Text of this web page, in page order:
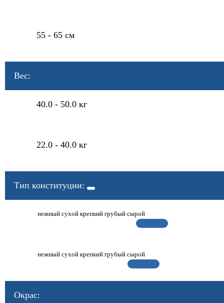
55 - 65 см
Вес:
40.0 - 50.0 кг
22.0 - 40.0 кг
Тип конституции:
нежный сухой крепкий грубый сырой
нежный сухой крепкий грубый сырой
Окрас: